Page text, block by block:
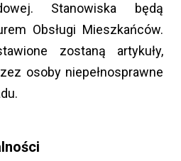
Stanowiska będą
Obsługi Mieszkańców.
zostaną artykuły,
osoby niepełnosprawne